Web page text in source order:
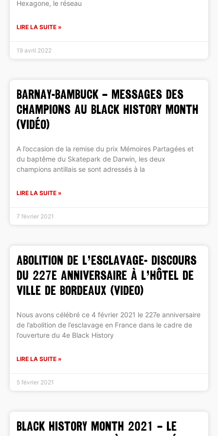
Hexagone, le réseau
LIRE LA SUITE »
19 avril 2022
BARNAY-BAMBUCK – Messages des
champions au Black History Month
(VIDÉO)
A l’occasion de la remise du prix Mémoires Partagées et
du baptême du Skatepark de Darwin, les deux
champions antillais se sont adressés à la
LIRE LA SUITE »
7 février 2021
ABOLITION DE L’ESCLAVAGE- Discours
du 227e anniversaire à l’Hôtel de
Ville de Bordeaux (VIDEO)
Nous avons célébré ce 4 février 2021 le 227e anniversaire
de l’abolition de l’esclavage en France dans le cadre de
l’ouverture du 4e Black History
LIRE LA SUITE »
5 février 2021
BLACK HISTORY MONTH 2021 – Le